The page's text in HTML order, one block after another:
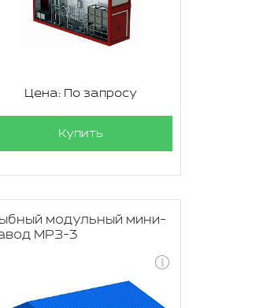
Цена: По запросу
Купить
модульный мини-
МРЗ-3